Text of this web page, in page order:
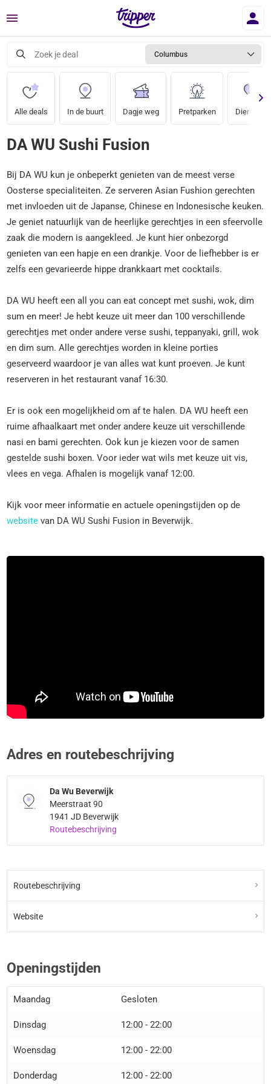
Menu
Zoek je deal Columbus
Alle deals In de buurt Dagje weg Pretparken Dierentuin
DA WU Sushi Fusion
Bij DA WU kun je onbeperkt genieten van de meest verse
Oosterse specialiteiten. Ze serveren Asian Fushion gerechten
met invloeden uit de Japanse, Chinese en Indonesische keuken.
Je geniet natuurlijk van de heerlijke gerechtjes in een sfeervolle
zaak die modern is aangekleed. Je kunt hier onbezorgd
genieten van een hapje en een drankje. Voor de liefhebber is er
zelfs een gevarieerde hippe drankkaart met cocktails.
DA WU heeft een all you can eat concept met sushi, wok, dim
sum en meer! Je hebt keuze uit meer dan 100 verschillende
gerechtjes met onder andere verse sushi, teppanyaki, grill, wok
en dim sum. Alle gerechtjes worden in kleine porties
geserveerd waardoor je van alles wat kunt proeven. Je kunt
reserveren in het restaurant vanaf 16:30.
Er is ook een mogelijkheid om af te halen. DA WU heeft een
ruime afhaalkaart met onder andere keuze uit verschillende
nasi en bami gerechten. Ook kun je kiezen voor de samen
gestelde sushi boxen. Voor ieder wat wils met keuze uit vis,
vlees en vega. Afhalen is mogelijk vanaf 12:00.
Kijk voor meer informatie en actuele openingstijden op de
website van DA WU Sushi Fusion in Beverwijk.
Adres en routebeschrijving
Da Wu Beverwijk
Meerstraat 90
1941 JD Beverwijk
Routebeschrijving
Routebeschrijving
Website
Openingstijden
Maandag Gesloten
Dinsdag 12:00 - 22:00
Woensdag 12:00 - 22:00
Donderdag 12:00 - 22:00